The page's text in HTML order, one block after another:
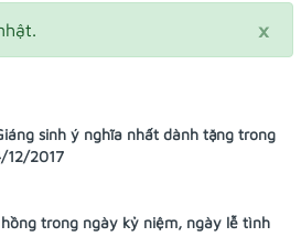
×
sinh ý nghĩa nhất dành tặng trong
12/2017
trong ngày kỷ niệm, ngày lễ tình